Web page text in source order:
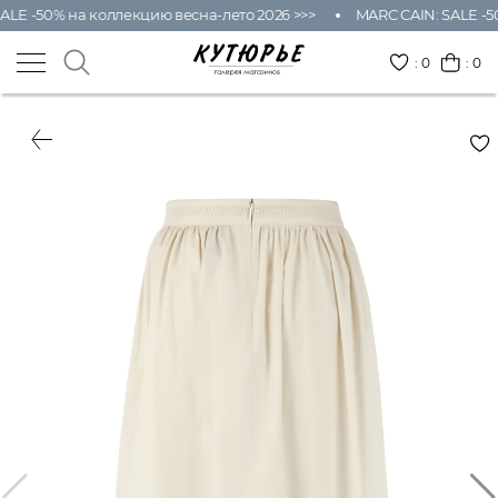
-50% на коллекцию весна-лето 2026 >>> MARC CAIN: SALE -
:0 : 0